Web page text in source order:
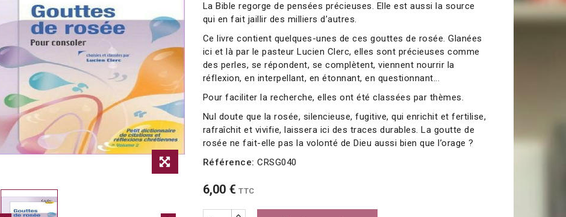
La Bible regorge de pensées précieuses. Elle est aussi la source
qui en fait jaillir des milliers d’autres.
Ce livre contient quelques-unes de ces gouttes de rosée. Glanées
ici et là par le pasteur Lucien Clerc, elles sont précieuses comme
des perles, se répondent, se complètent, viennent nourrir la
réflexion, en interpellant, en étonnant, en questionnant...
Pour faciliter la recherche, elles ont été classées par thèmes.
Nul doute que la rosée, silencieuse, fugitive, qui enrichit et fertilise,
rafraîchit et vivifie, laissera ici des traces durables. La goutte de
rosée ne fait-elle pas la volonté de Dieu aussi bien que l’orage ?
Référence: CRSG040
6,00 € TTC